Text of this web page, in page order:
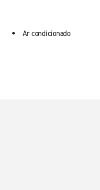
Ar condicionado